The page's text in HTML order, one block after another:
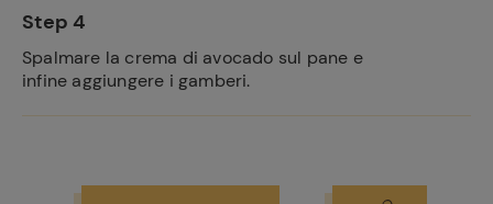
Step 4
Spalmare la crema di avocado sul pane e
infine aggiungere i gamberi.